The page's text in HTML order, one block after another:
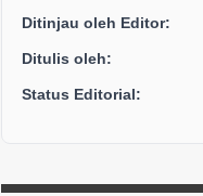
Ditinjau oleh Editor:
Ditulis oleh:
Status Editorial: